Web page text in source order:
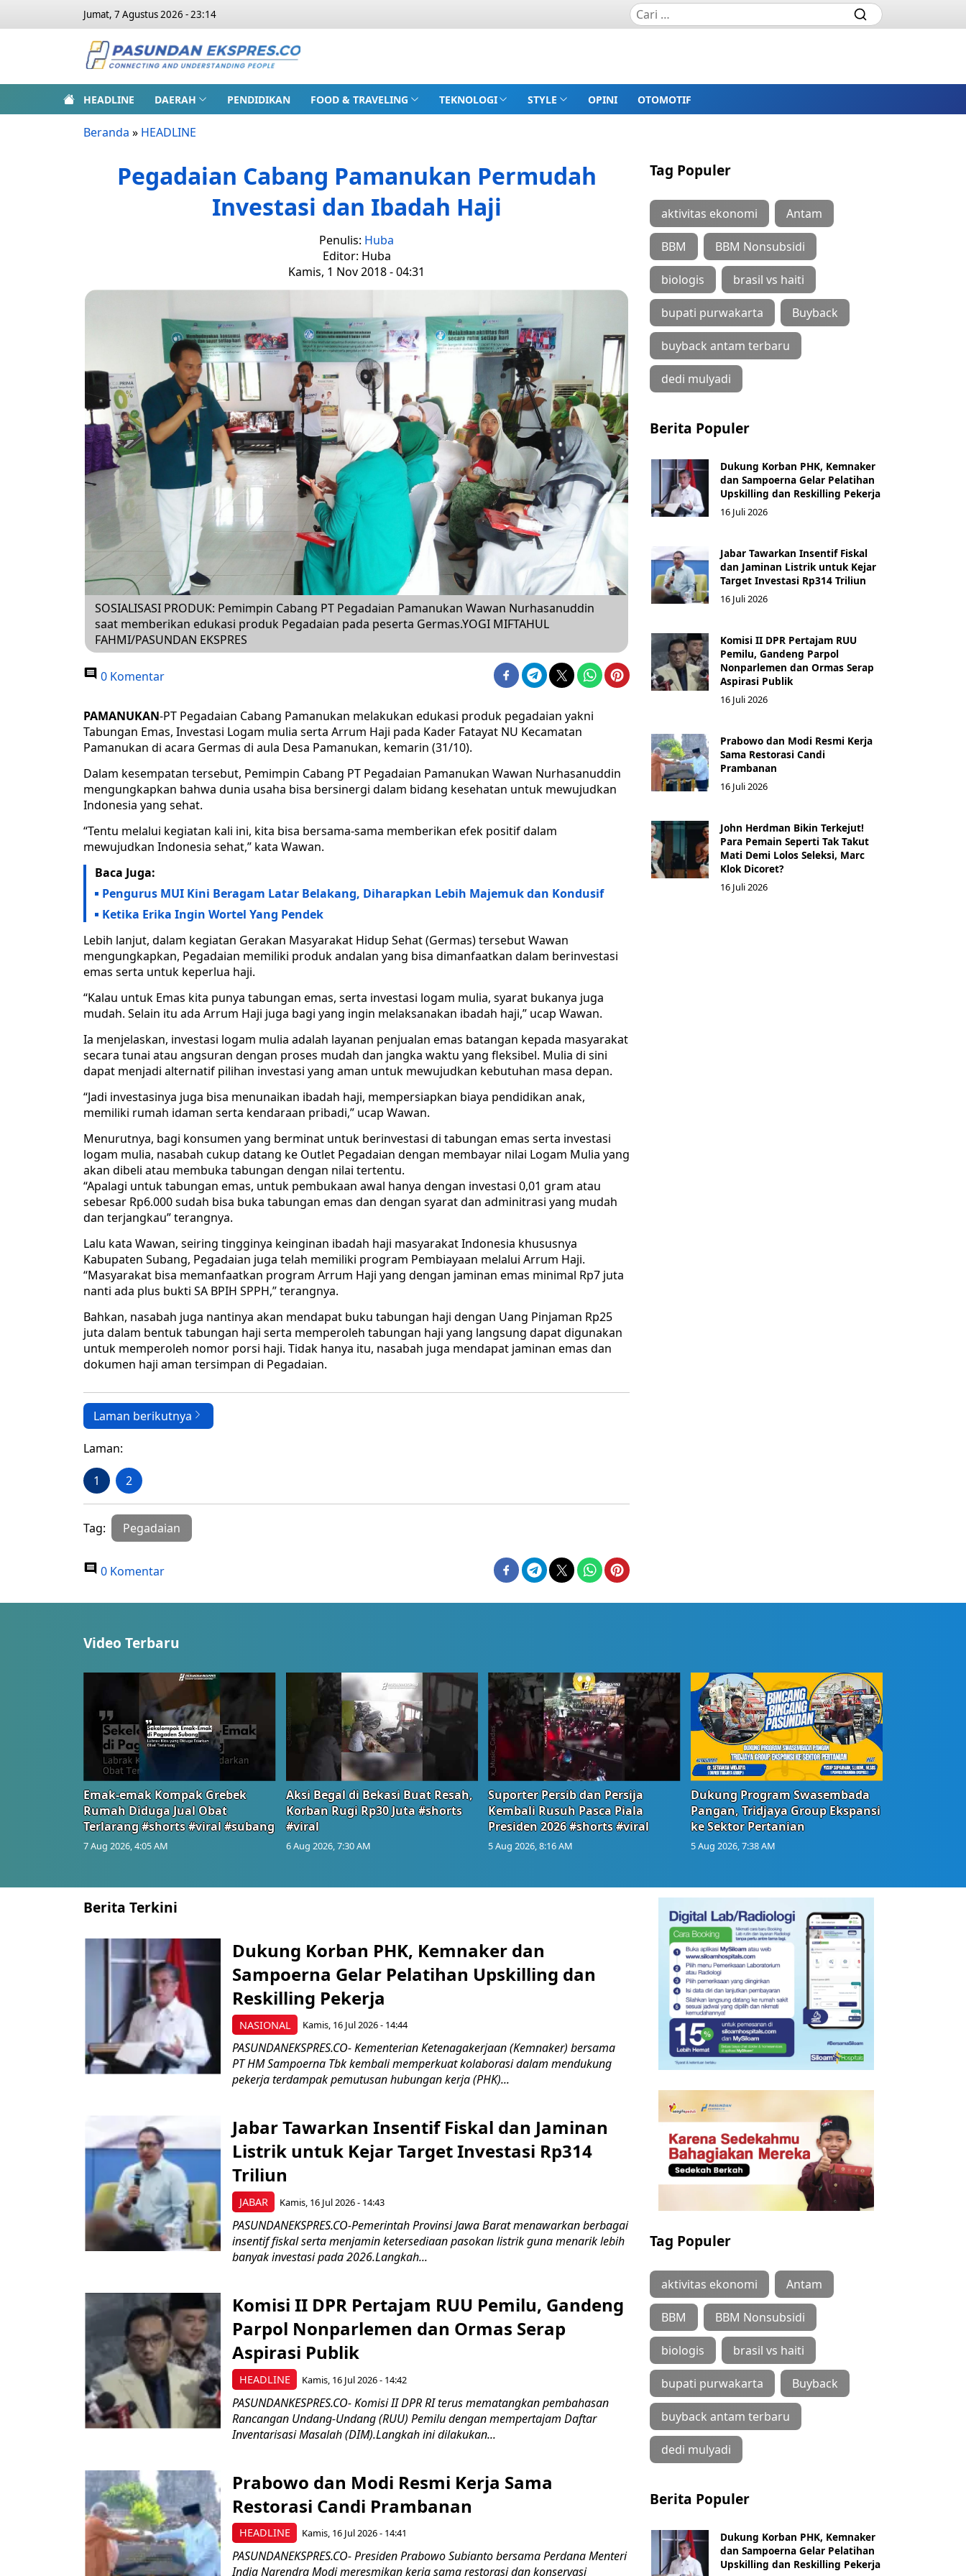
Jumat, 7 Agustus 2026 - 23:14
HEADLINE DAERAH PENDIDIKAN FOOD & TRAVELING TEKNOLOGI STYLE OPINI OTOMOTIF
Beranda » HEADLINE
Pegadaian Cabang Pamanukan Permudah
Investasi dan Ibadah Haji
Penulis: Huba
Editor: Huba
Kamis, 1 Nov 2018 - 04:31
SOSIALISASI PRODUK: Pemimpin Cabang PT Pegadaian Pamanukan Wawan Nurhasanuddin
saat memberikan edukasi produk Pegadaian pada peserta Germas.YOGI MIFTAHUL
FAHMI/PASUNDAN EKSPRES
0 Komentar
PAMANUKAN-PT Pegadaian Cabang Pamanukan melakukan edukasi produk pegadaian yakni
Tabungan Emas, Investasi Logam mulia serta Arrum Haji pada Kader Fatayat NU Kecamatan
Pamanukan di acara Germas di aula Desa Pamanukan, kemarin (31/10).
Dalam kesempatan tersebut, Pemimpin Cabang PT Pegadaian Pamanukan Wawan Nurhasanuddin
mengungkapkan bahwa dunia usaha bisa bersinergi dalam bidang kesehatan untuk mewujudkan
Indonesia yang sehat.
“Tentu melalui kegiatan kali ini, kita bisa bersama-sama memberikan efek positif dalam
mewujudkan Indonesia sehat,” kata Wawan.
Baca Juga:
Pengurus MUI Kini Beragam Latar Belakang, Diharapkan Lebih Majemuk dan Kondusif
Ketika Erika Ingin Wortel Yang Pendek
Lebih lanjut, dalam kegiatan Gerakan Masyarakat Hidup Sehat (Germas) tersebut Wawan
mengungkapkan, Pegadaian memiliki produk andalan yang bisa dimanfaatkan dalam berinvestasi
emas serta untuk keperlua haji.
“Kalau untuk Emas kita punya tabungan emas, serta investasi logam mulia, syarat bukanya juga
mudah. Selain itu ada Arrum Haji juga bagi yang ingin melaksanakan ibadah haji,” ucap Wawan.
Ia menjelaskan, investasi logam mulia adalah layanan penjualan emas batangan kepada masyarakat
secara tunai atau angsuran dengan proses mudah dan jangka waktu yang fleksibel. Mulia di sini
dapat menjadi alternatif pilihan investasi yang aman untuk mewujudkan kebutuhan masa depan.
“Jadi investasinya juga bisa menunaikan ibadah haji, mempersiapkan biaya pendidikan anak,
memiliki rumah idaman serta kendaraan pribadi,” ucap Wawan.
Menurutnya, bagi konsumen yang berminat untuk berinvestasi di tabungan emas serta investasi
logam mulia, nasabah cukup datang ke Outlet Pegadaian dengan membayar nilai Logam Mulia yang
akan dibeli atau membuka tabungan dengan nilai tertentu.
“Apalagi untuk tabungan emas, untuk pembukaan awal hanya dengan investasi 0,01 gram atau
sebesar Rp6.000 sudah bisa buka tabungan emas dan dengan syarat dan adminitrasi yang mudah
dan terjangkau” terangnya.
Lalu kata Wawan, seiring tingginya keinginan ibadah haji masyarakat Indonesia khususnya
Kabupaten Subang, Pegadaian juga telah memiliki program Pembiayaan melalui Arrum Haji.
“Masyarakat bisa memanfaatkan program Arrum Haji yang dengan jaminan emas minimal Rp7 juta
nanti ada plus bukti SA BPIH SPPH,” terangnya.
Bahkan, nasabah juga nantinya akan mendapat buku tabungan haji dengan Uang Pinjaman Rp25
juta dalam bentuk tabungan haji serta memperoleh tabungan haji yang langsung dapat digunakan
untuk memperoleh nomor porsi haji. Tidak hanya itu, nasabah juga mendapat jaminan emas dan
dokumen haji aman tersimpan di Pegadaian.
Laman berikutnya
Laman:
1 2
Tag: Pegadaian
0 Komentar
Tag Populer
aktivitas ekonomi Antam
BBM BBM Nonsubsidi
biologis brasil vs haiti
bupati purwakarta Buyback
buyback antam terbaru
dedi mulyadi
Berita Populer
Dukung Korban PHK, Kemnaker
dan Sampoerna Gelar Pelatihan
Upskilling dan Reskilling Pekerja
16 Juli 2026
Jabar Tawarkan Insentif Fiskal
dan Jaminan Listrik untuk Kejar
Target Investasi Rp314 Triliun
16 Juli 2026
Komisi II DPR Pertajam RUU
Pemilu, Gandeng Parpol
Nonparlemen dan Ormas Serap
Aspirasi Publik
16 Juli 2026
Prabowo dan Modi Resmi Kerja
Sama Restorasi Candi
Prambanan
16 Juli 2026
John Herdman Bikin Terkejut!
Para Pemain Seperti Tak Takut
Mati Demi Lolos Seleksi, Marc
Klok Dicoret?
16 Juli 2026
Video Terbaru
Emak-emak Kompak Grebek
Rumah Diduga Jual Obat
Terlarang #shorts #viral #subang
7 Aug 2026, 4:05 AM
Aksi Begal di Bekasi Buat Resah,
Korban Rugi Rp30 Juta #shorts
#viral
6 Aug 2026, 7:30 AM
Suporter Persib dan Persija
Kembali Rusuh Pasca Piala
Presiden 2026 #shorts #viral
5 Aug 2026, 8:16 AM
Dukung Program Swasembada
Pangan, Tridjaya Group Ekspansi
ke Sektor Pertanian
5 Aug 2026, 7:38 AM
Berita Terkini
NASIONAL
Dukung Korban PHK, Kemnaker dan
Sampoerna Gelar Pelatihan Upskilling dan
Reskilling Pekerja
Kamis, 16 Jul 2026 - 14:44
PASUNDANEKSPRES.CO- Kementerian Ketenagakerjaan (Kemnaker) bersama
PT HM Sampoerna Tbk kembali memperkuat kolaborasi dalam mendukung
pekerja terdampak pemutusan hubungan kerja (PHK)...
JABAR
Jabar Tawarkan Insentif Fiskal dan Jaminan
Listrik untuk Kejar Target Investasi Rp314
Triliun
Kamis, 16 Jul 2026 - 14:43
PASUNDANEKSPRES.CO-Pemerintah Provinsi Jawa Barat menawarkan berbagai
insentif fiskal serta menjamin ketersediaan pasokan listrik guna menarik lebih
banyak investasi pada 2026.Langkah...
HEADLINE
Komisi II DPR Pertajam RUU Pemilu, Gandeng
Parpol Nonparlemen dan Ormas Serap
Aspirasi Publik
Kamis, 16 Jul 2026 - 14:42
PASUNDANKESPRES.CO- Komisi II DPR RI terus mematangkan pembahasan
Rancangan Undang-Undang (RUU) Pemilu dengan mempertajam Daftar
Inventarisasi Masalah (DIM).Langkah ini dilakukan...
HEADLINE
Prabowo dan Modi Resmi Kerja Sama
Restorasi Candi Prambanan
Kamis, 16 Jul 2026 - 14:41
PASUNDANEKSPRES.CO- Presiden Prabowo Subianto bersama Perdana Menteri
India Narendra Modi meresmikan kerja sama restorasi dan konservasi
Tag Populer
aktivitas ekonomi Antam
BBM BBM Nonsubsidi
biologis brasil vs haiti
bupati purwakarta Buyback
buyback antam terbaru
dedi mulyadi
Berita Populer
Dukung Korban PHK, Kemnaker
dan Sampoerna Gelar Pelatihan
Upskilling dan Reskilling Pekerja